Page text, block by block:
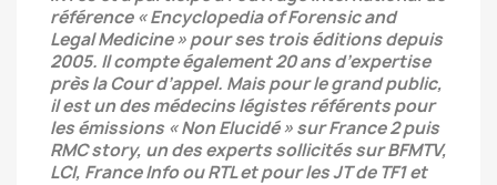
référence « Encyclopedia of Forensic and
LegalMedicine » pour ses trois éditions depuis
2005. Il compte également 20 ans d’expertise
près laCour d’appel. Mais pour le grand public,
il est un des médecins légistes référents pour
les émissions« Non Elucidé » sur France 2 puis
RMC story, un des experts sollicités sur BFMTV,
LCI, FranceInfo ou RTL et pour les JT de TF1 et